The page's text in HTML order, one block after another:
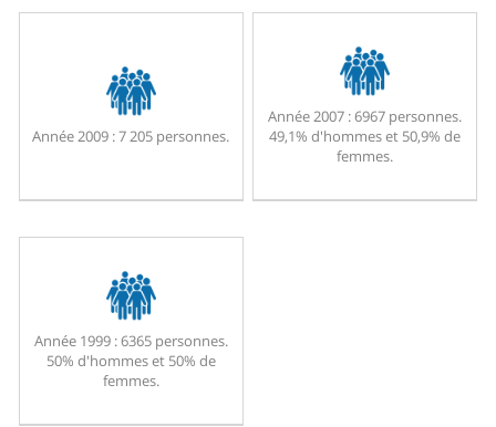
Année 2009 :7 205 personnes.
Année 2007 :6967 personnes.
49,1% d'hommes et 50,9% de
femmes.
Année 1999 :6365 personnes.
50% d'hommes et 50% de
femmes.